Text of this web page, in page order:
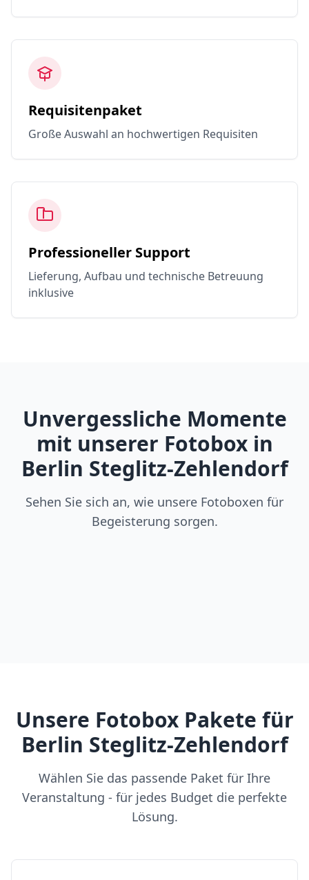
Requisitenpaket
Große Auswahl an hochwertigen Requisiten
Professioneller Support
Lieferung, Aufbau und technische Betreuung
inklusive
Unvergessliche Momente
mit unserer Fotobox in
Berlin Steglitz-Zehlendorf
Sehen Sie sich an, wie unsere Fotoboxen für
Begeisterung sorgen.
Unsere Fotobox Pakete für
Berlin Steglitz-Zehlendorf
Wählen Sie das passende Paket für Ihre
Veranstaltung - für jedes Budget die perfekte
Lösung.